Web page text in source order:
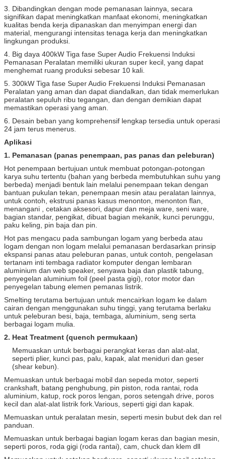
3. Dibandingkan dengan mode pemanasan lainnya, secara
signifikan dapat meningkatkan manfaat ekonomi, meningkatkan
kualitas benda kerja dipanaskan dan menyimpan energi dan
material, mengurangi intensitas tenaga kerja dan meningkatkan
lingkungan produksi.
4. Big daya 400kW Tiga fase Super Audio Frekuensi Induksi
Pemanasan Peralatan memiliki ukuran super kecil, yang dapat
menghemat ruang produksi sebesar 10 kali.
5. 300kW Tiga fase Super Audio Frekuensi Induksi Pemanasan
Peralatan yang aman dan dapat diandalkan, dan tidak memerlukan
peralatan sepuluh ribu tegangan, dan dengan demikian dapat
memastikan operasi yang aman.
6. Desain beban yang komprehensif lengkap tersedia untuk operasi
24 jam terus menerus.
Aplikasi
1. Pemanasan (panas penempaan, pas panas dan peleburan)
Hot penempaan bertujuan untuk membuat potongan-potongan
karya suhu tertentu (bahan yang berbeda membutuhkan suhu yang
berbeda) menjadi bentuk lain melalui penempaan tekan dengan
bantuan pukulan tekan, penempaan mesin atau peralatan lainnya,
untuk contoh, ekstrusi panas kasus menonton, menonton flan,
menangani , cetakan aksesori, dapur dan meja ware, seni ware,
bagian standar, pengikat, dibuat bagian mekanik, kunci perunggu,
paku keling, pin baja dan pin.
Hot pas mengacu pada sambungan logam yang berbeda atau
logam dengan non logam melalui pemanasan berdasarkan prinsip
ekspansi panas atau peleburan panas, untuk contoh, pengelasan
tertanam inti tembaga radiator komputer dengan lembaran
aluminium dan web speaker, senyawa baja dan plastik tabung,
penyegelan aluminium foil (peel pasta gigi), rotor motor dan
penyegelan tabung elemen pemanas listrik.
Smelting terutama bertujuan untuk mencairkan logam ke dalam
cairan dengan menggunakan suhu tinggi, yang terutama berlaku
untuk peleburan besi, baja, tembaga, aluminium, seng serta
berbagai logam mulia.
2. Heat Treatment (quench permukaan)
Memuaskan untuk berbagai perangkat keras dan alat-alat,
seperti plier, kunci pas, palu, kapak, alat meniduri dan geser
(shear kebun).
Memuaskan untuk berbagai mobil dan sepeda motor, seperti
crankshaft, batang penghubung, pin piston, roda rantai, roda
aluminium, katup, rock poros lengan, poros setengah drive, poros
kecil dan alat-alat listrik fork.Various, seperti gigi dan kapak.
Memuaskan untuk peralatan mesin, seperti mesin bubut dek dan rel
panduan.
Memuaskan untuk berbagai bagian logam keras dan bagian mesin,
seperti poros, roda gigi (roda rantai), cam, chuck dan klem dll